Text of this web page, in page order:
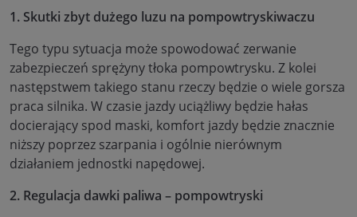
1. Skutki zbyt dużego luzu na pompowtryskiwaczu
Tego typu sytuacja może spowodować zerwanie
zabezpieczeń sprężyny tłoka pompowtrysku. Z kolei
następstwem takiego stanu rzeczy będzie o wiele gorsza
praca silnika. W czasie jazdy uciążliwy będzie hałas
docierający spod maski, komfort jazdy będzie znacznie
niższy poprzez szarpania i ogólnie nierównym
działaniem jednostki napędowej.
2. Regulacja dawki paliwa – pompowtryski